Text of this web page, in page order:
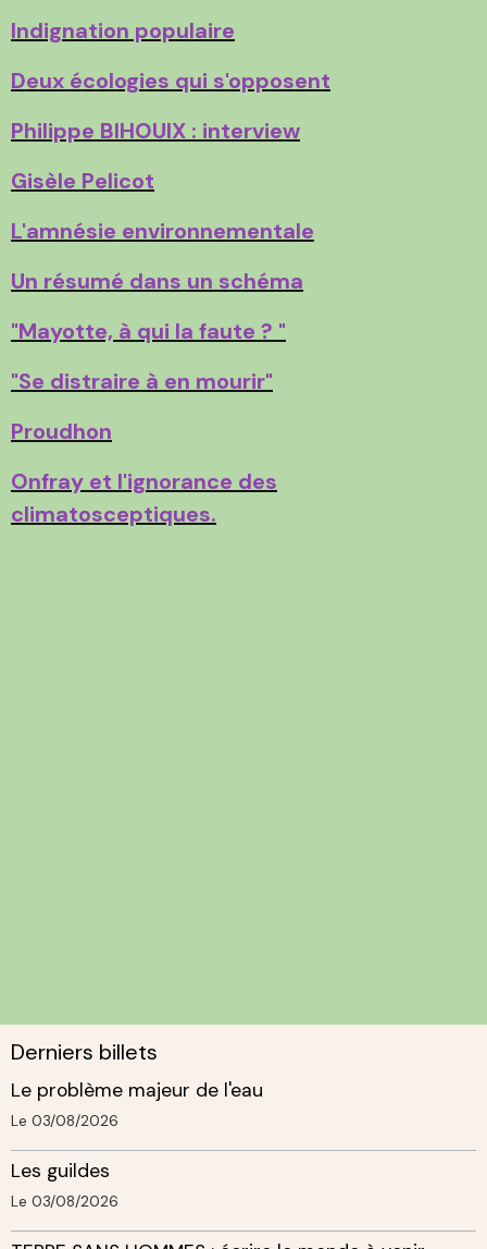
Indignation populaire
Deux écologies qui s'opposent
Philippe BIHOUIX : interview
Gisèle Pelicot
L'amnésie environnementale
Un résumé dans un schéma
"Mayotte, à qui la faute ? "
"Se distraire à en mourir"
Proudhon
Onfray et l'ignorance des
climatosceptiques.
Derniers billets
Le problème majeur de l'eau
Le 03/08/2026
Les guildes
Le 03/08/2026